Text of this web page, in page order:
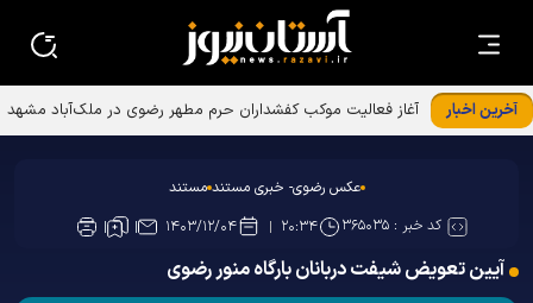
آخرین اخبار
عکس رضوی- خبری مستند مستند
کد خبر :۳۶۵۰۳۵ ۲۰:۳۴ ۱۴۰۳/۱۲/۰۴
آیین تعویض شیفت دربانان بارگاه منور رضوی